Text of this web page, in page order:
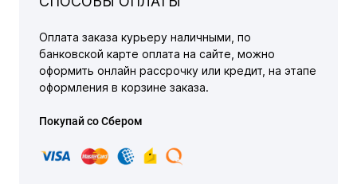
Оплата заказа курьеру наличными, по
банковской карте оплата на сайте, можно
оформить онлайн рассрочку или кредит, на этапе
оформления в корзине заказа.
Покупай со Сбером